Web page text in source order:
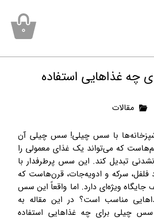
۰
چه غذاهایی استفاده
مقالات
با سس چیلی! سس چیلی آن
که می‌تواند یک غذای معمولی را
تبدیل کند. این سس پرطرفدار با
فلفل، سرکه و ادویه‌جات، قرن‌هاست که
ویژه‌ای دارد. اما واقعاً این سس
مناسب است؟ در این مقاله به
سس چیلی برای چه غذاهایی استفاده